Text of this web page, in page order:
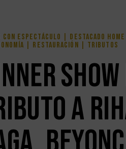
con espectáculo Destacado home
RESTAURACIÓN Tributos
Show
a